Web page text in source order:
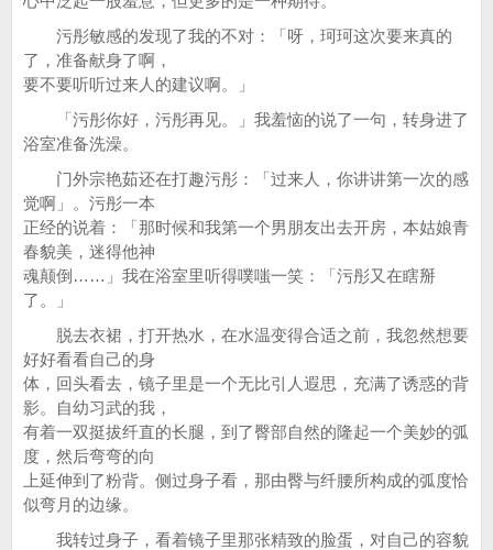
污彤敏感的发现了我的不对：「呀，珂珂这次要来真的
了，准备献身了啊，
要不要听听过来人的建议啊。」
「污彤你好，污彤再见。」我羞恼的说了一句，转身进了
浴室准备洗澡。
门外宗艳茹还在打趣污彤：「过来人，你讲讲第一次的感
觉啊」。污彤一本
正经的说着：「那时候和我第一个男朋友出去开房，本姑娘青
春貌美，迷得他神
魂颠倒……」我在浴室里听得噗嗤一笑：「污彤又在瞎掰
了。」
脱去衣裙，打开热水，在水温变得合适之前，我忽然想要
好好看看自己的身
体，回头看去，镜子里是一个无比引人遐思，充满了诱惑的背
影。自幼习武的我，
有着一双挺拔纤直的长腿，到了臀部自然的隆起一个美妙的弧
度，然后弯弯的向
上延伸到了粉背。侧过身子看，那由臀与纤腰所构成的弧度恰
似弯月的边缘。
我转过身子，看着镜子里那张精致的脸蛋，对自己的容貌